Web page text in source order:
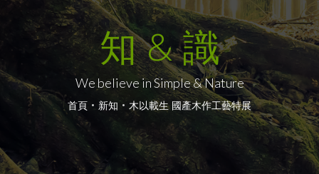
知 & 識
We believe in Simple & Nature
首頁 新知 木以載生 國產木作工藝特展